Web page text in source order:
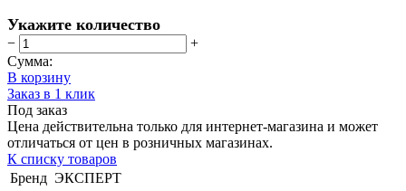
Укажите количество
−
+
Сумма:
В корзину
Заказ в 1 клик
Под заказ
Цена действительна только для интернет-магазина и может
отличаться от цен в розничных магазинах.
К списку товаров
Бренд ЭКСПЕРТ